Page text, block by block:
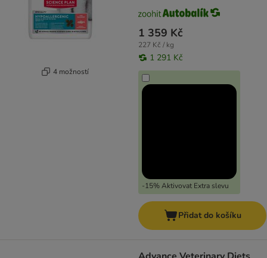
4 možností
1 359 Kč
227 Kč / kg
1 291 Kč
-15% Aktivovat Extra slevu
Přidat do košíku